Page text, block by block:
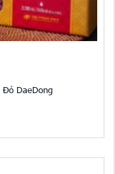
Đỏ DaeDong